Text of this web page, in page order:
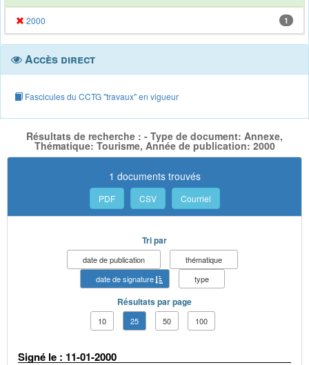
2000 1
Accès direct
Fascicules du CCTG "travaux" en vigueur
Résultats de recherche : - Type de document: Annexe,
Thématique: Tourisme, Année de publication: 2000
1 documents trouvés
PDF CSV Courriel
Tri par
date de publication
thématique
date de signature
type
Résultats par page
10 25 50 100
Signé le : 11-01-2000